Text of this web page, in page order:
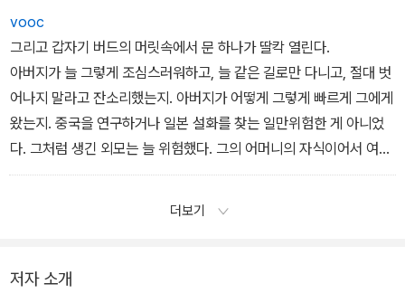
vooc
그리고 갑자기 버드의 머릿속에서 문 하나가 딸칵 열린다.
아버지가 늘 그렇게 조심스러워하고, 늘 같은 길로만 다니고, 절대 벗
어나지 말라고 잔소리했는지. 아버지가 어떻게 그렇게 빠르게 그에게
왔는지. 중국을 연구하거나 일본 설화를 찾는 일만위험한 게 아니었
다. 그처럼 생긴 외모는 늘 위험했다. 그의 어머니의 자식이어서 여러
방식으로 위험했다. 아버지는 이 사실을 늘 알았고 늘 대비했고 자기
더보기
저자 소개